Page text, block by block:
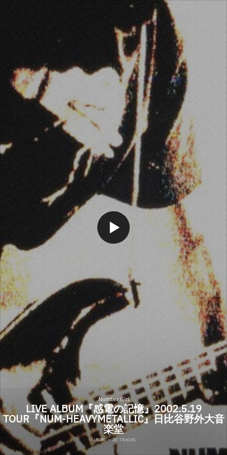
Number Girl
LIVE ALBUM『感電の記憶』2002.5.19
TOUR『NUM-HEAVYMETALLIC』日比谷野外大音
楽堂
ALBUM·20 TRACKS